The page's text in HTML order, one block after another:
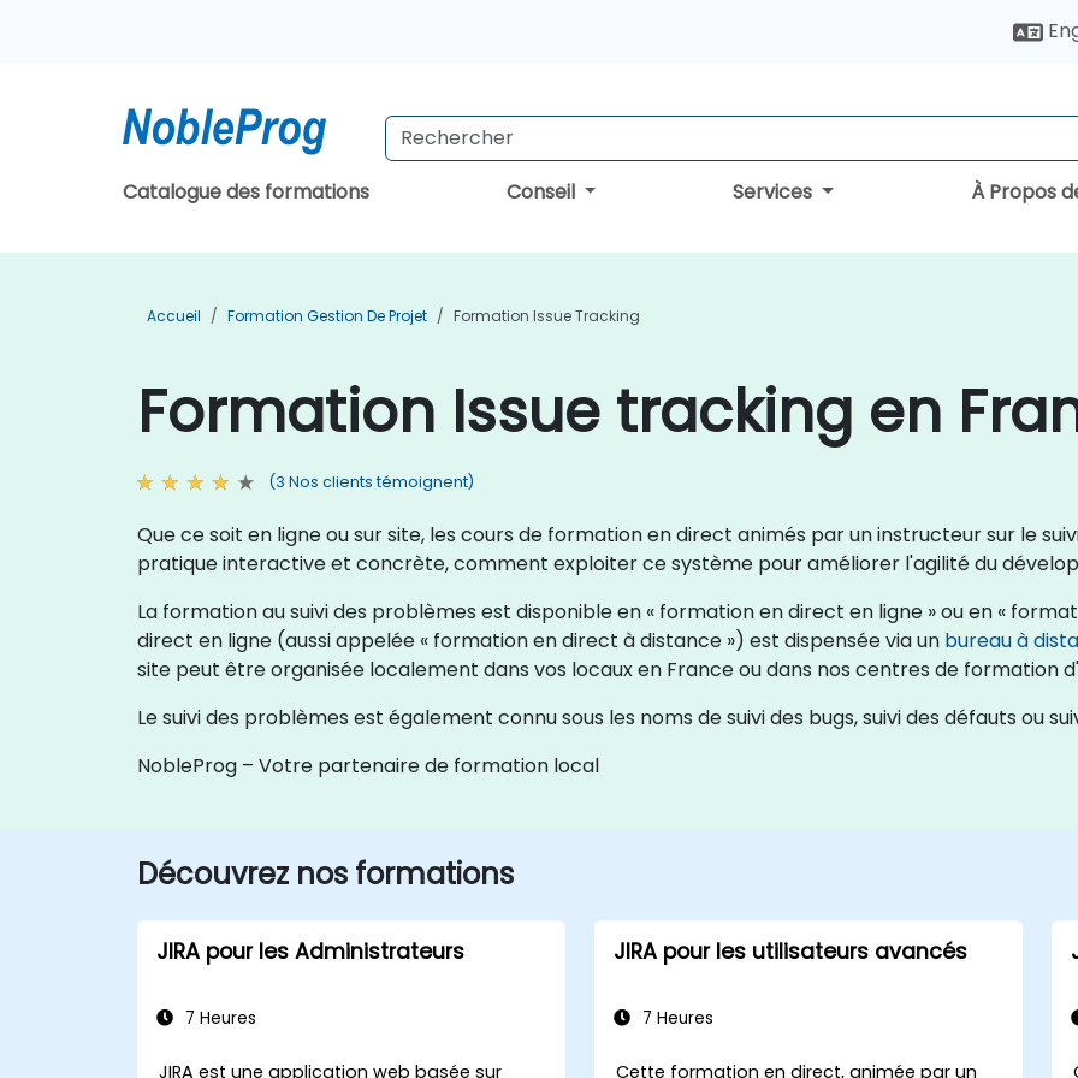
Catalogue des formations Conseil Services À Propos
Accueil Formation Gestion De Projet Formation Issue Tracking
Formation Issue tracking en
(3 Nos clients témoignent)
Que ce soit en ligne ou sur site, les cours de formation en direct animés par un instructeur sur le
pratique interactive et concrète, comment exploiter ce système pour améliorer l'agilité du
La formation au suivi des problèmes est disponible en « formation en direct en ligne » ou en «
direct en ligne (aussi appelée « formation en direct à distance ») est dispensée via un bureau à
site peut être organisée localement dans vos locaux en France ou dans nos centres de formation
Le suivi des problèmes est également connu sous les noms de suivi des bugs, suivi des défauts ou
NobleProg – Votre partenaire de formation local
Découvrez nos formations
JIRA pour les Administrateurs
7 Heures
JIRA est une application web basée sur
JIRA pour les utilisateurs avancés
7 Heures
Cette formation en direct, animée par un